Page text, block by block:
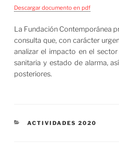
Descargar documento en pdf
La Fundación Contemporánea
consulta que, con carácter
analizar el impacto en el
sanitaria y estado de alarma,
posteriores.
CATEGORÍAS
ACTIVIDADES 2020